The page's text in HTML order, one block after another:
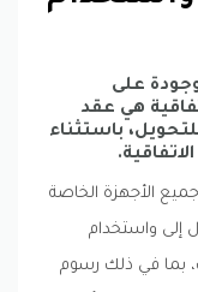
على
هي عقد
باستثناء
الأجهزة الخاصة
إلى واستخدام
بما في ذلك رسوم